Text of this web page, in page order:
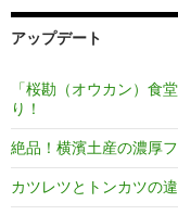
ン
アップデート
「桜勘（オウカン）食
り！
絶品！横濱土産の濃厚
カツレツとトンカツの